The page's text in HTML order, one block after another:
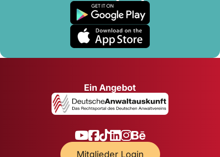
Ein Angebot
Mitglieder Login